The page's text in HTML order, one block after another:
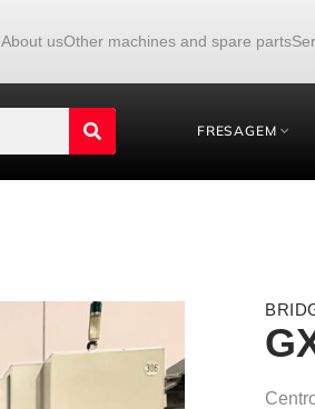
About usOther machines and spare parts
FRESAGEM